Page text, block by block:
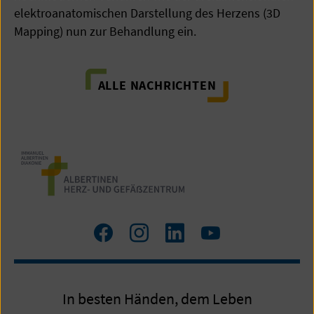
elektroanatomischen Darstellung des Herzens (3D
Mapping) nun zur Behandlung ein.
ALLE NACHRICHTEN
Zum
Facebook
Zum
Instagram
Zum
LinkedIn
Zum
YouTube
In besten Händen, dem Leben